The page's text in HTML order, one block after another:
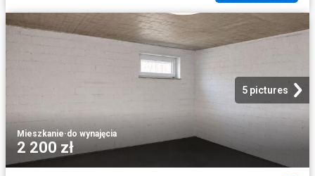
5 pictures
Mieszkanie·do wynajęcia
2 200 zł